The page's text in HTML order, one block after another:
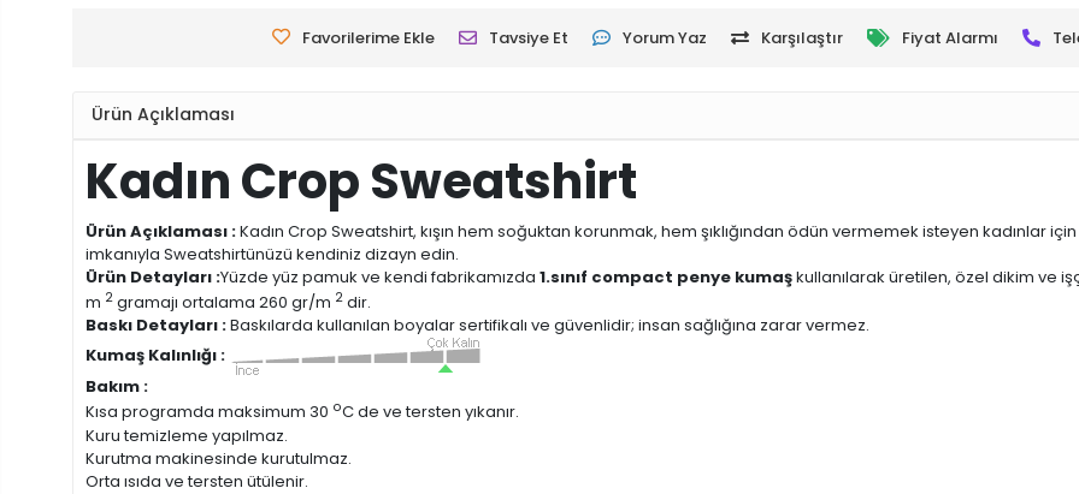
Favorilerime Ekle Tavsiye Et Yorum Yaz Karşılaştır Fiyat Alarmı
Ürün Açıklaması
Kadın Crop Sweatshirt
Ürün Açıklaması :Kadın Crop Sweatshirt, kışın hem soğuktan korunmak, hem şıklığından ödün vermemek isteyen kadınlar
imkanıyla Sweatshirtünüzü kendiniz dizayn edin.
Ürün Detayları :Yüzde yüz pamuk ve kendi fabrikamızda 1.sınıf compact penye kumaşkullanılarak üretilen, özel dikim ve
m 2 gramajı ortalama 260 gr/m 2 dir.
Baskı Detayları :Baskılarda kullanılan boyalar sertifikalı ve güvenlidir; insan sağlığına zarar vermez.
Kumaş Kalınlığı :
Bakım :
Kısa programda maksimum 30 oC de ve tersten yıkanır.
Kuru temizleme yapılmaz.
Kurutma makinesinde kurutulmaz.
Orta ısıda ve tersten ütülenir.